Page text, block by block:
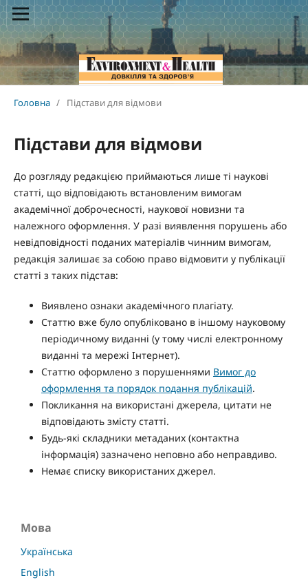
Головна / Підстави для відмови
Підстави для відмови
До розгляду редакцією приймаються лише ті наукові
статті, що відповідають встановленим вимогам
академічної доброчесності, наукової новизни та
належного оформлення. У разі виявлення порушень або
невідповідності поданих матеріалів чинним вимогам,
редакція залишає за собою право відмовити у публікації
статті з таких підстав:
Виявлено ознаки академічного плагіату.
Статтю вже було опубліковано в іншому науковому
періодичному виданні (у тому числі електронному
виданні та мережі Інтернет).
Статтю оформлено з порушеннями Вимог до
оформлення та порядок подання публікацій.
Покликання на використані джерела, цитати не
відповідають змісту статті.
Будь-які складники метаданих (контактна
інформація) зазначено неповно або неправдиво.
Немає списку використаних джерел.
Мова
Українська
English